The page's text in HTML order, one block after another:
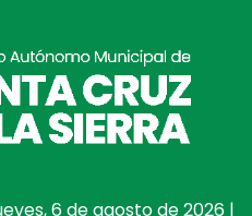
6 de agosto de 2026 |